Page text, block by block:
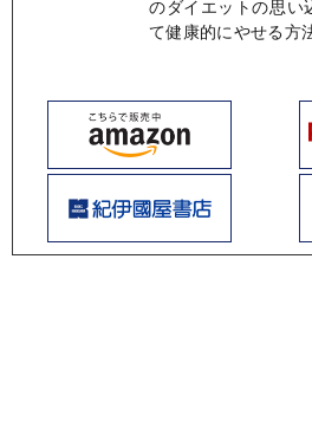
のダイエットの思い
て健康的にやせる方